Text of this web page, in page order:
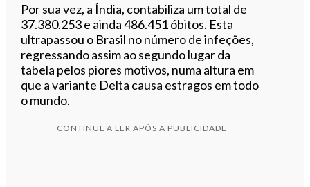
Por sua vez, a Índia, contabiliza um total de
37.380.253 e ainda 486.451 óbitos. Esta
ultrapassou o Brasil no número de infeções,
regressando assim ao segundo lugar da
tabela pelos piores motivos, numa altura em
que a variante Delta causa estragos em todo
o mundo.
CONTINUE A LER APÓS A PUBLICIDADE